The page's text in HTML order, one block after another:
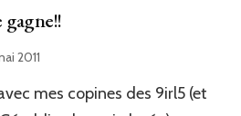
2011
mes copines des 9irl5 (et